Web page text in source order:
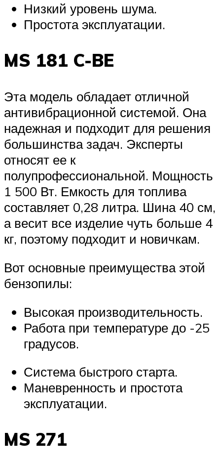
Низкий уровень шума.
Простота эксплуатации.
MS 181 C-BE
Эта модель обладает отличной
антивибрационной системой. Она
надежная и подходит для решения
большинства задач. Эксперты
относят ее к
полупрофессиональной. Мощность
1 500 Вт. Емкость для топлива
составляет 0,28 литра. Шина 40 см,
а весит все изделие чуть больше 4
кг, поэтому подходит и новичкам.
Вот основные преимущества этой
бензопилы:
Высокая производительность.
Работа при температуре до -25
градусов.
Система быстрого старта.
Маневренность и простота
эксплуатации.
MS 271